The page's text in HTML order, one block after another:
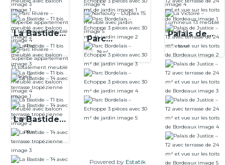
meublé
La Bastide –
T1 bis
meublé
avec balcon
33 m²
Parc
Bordelais –
Echoppe 3
pièces avec
30 m² de
jardin
70 m²
Palais de
Justice – T2
avec
terrasse de
24 m² et
vue sur les
toits de
Bordeaux
50 m²
La Bastide –
T4 avec
terrasse
tropézienn
130 m²
Powered by Estatik